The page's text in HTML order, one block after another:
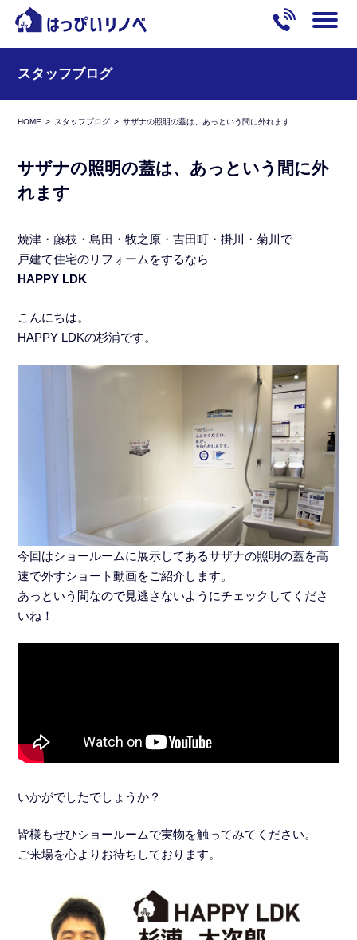
スタッフブログ
HOME スタッフブログ サザナの照明の蓋は、あっという間に外れます
サザナの照明の蓋は、あっという間に外
れます
焼津・藤枝・島田・牧之原・吉田町・掛川・菊川で
戸建て住宅のリフォームをするなら
HAPPY LDK
こんにちは。
HAPPY LDKの杉浦です。
今回はショールームに展示してあるサザナの照明の蓋を高
速で外すショート動画をご紹介します。
あっという間なので見逃さないようにチェックしてくださ
いね！
いかがでしたでしょうか？
皆様もぜひショールームで実物を触ってみてください。
ご来場を心よりお待ちしております。